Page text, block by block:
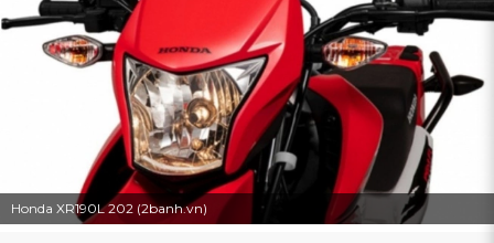
Honda XR190L 202 (2banh.vn)